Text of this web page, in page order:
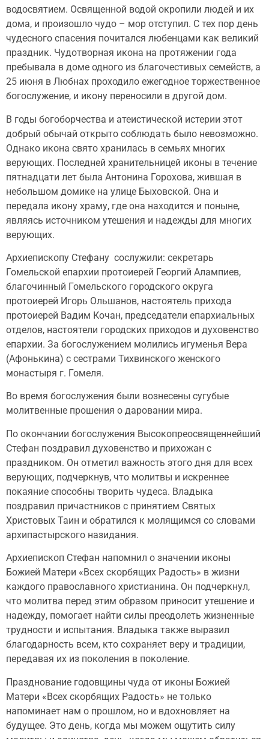
водосвятием. Освященной водой окропили людей и их
дома, и произошло чудо – мор отступил. С тех пор день
чудесного спасения почитался любенцами как великий
праздник. Чудотворная икона на протяжении года
пребывала в доме одного из благочестивых семейств, а
25 июня в Любнах проходило ежегодное торжественное
богослужение, и икону переносили в другой дом.
В годы богоборчества и атеистической истерии этот
добрый обычай открыто соблюдать было невозможно.
Однако икона свято хранилась в семьях многих
верующих. Последней хранительницей иконы в течение
пятнадцати лет была Антонина Горохова, жившая в
небольшом домике на улице Быховской. Она и
передала икону храму, где она находится и поныне,
являясь источником утешения и надежды для многих
верующих.
Архиепископу Стефану сослужили: секретарь
Гомельской епархии протоиерей Георгий Алампиев,
благочинный Гомельского городского округа
протоиерей Игорь Ольшанов, настоятель прихода
протоиерей Вадим Кочан, председатели епархиальных
отделов, настоятели городских приходов и духовенство
епархии. За богослужением молились игуменья Вера
(Афонькина) с сестрами Тихвинского женского
монастыря г. Гомеля.
Во время богослужения были вознесены сугубые
молитвенные прошения о даровании мира.
По окончании богослужения Высокопреосвященнейший
Стефан поздравил духовенство и прихожан с
праздником. Он отметил важность этого дня для всех
верующих, подчеркнув, что молитвы и искреннее
покаяние способны творить чудеса. Владыка
поздравил причастников с принятием Святых
Христовых Таин и обратился к молящимся со словами
архипастырского назидания.
Архиепископ Стефан напомнил о значении иконы
Божией Матери «Всех скорбящих Радость» в жизни
каждого православного христианина. Он подчеркнул,
что молитва перед этим образом приносит утешение и
надежду, помогает найти силы преодолеть жизненные
трудности и испытания. Владыка также выразил
благодарность всем, кто сохраняет веру и традиции,
передавая их из поколения в поколение.
Празднование годовщины чуда от иконы Божией
Матери «Всех скорбящих Радость» не только
напоминает нам о прошлом, но и вдохновляет на
будущее. Это день, когда мы можем ощутить силу